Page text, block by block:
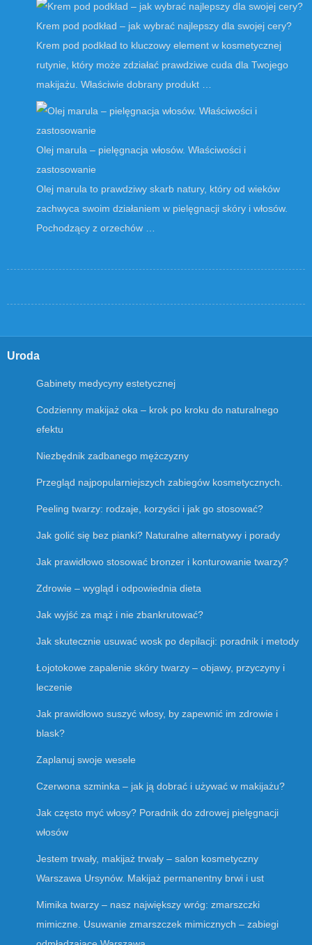
Krem pod podkład – jak wybrać najlepszy dla swojej cery?
Krem pod podkład to kluczowy element w kosmetycznej
rutynie, który może zdziałać prawdziwe cuda dla Twojego
makijażu. Właściwie dobrany produkt …
Olej marula – pielęgnacja włosów. Właściwości i
zastosowanie
Olej marula to prawdziwy skarb natury, który od wieków
zachwyca swoim działaniem w pielęgnacji skóry i włosów.
Pochodzący z orzechów …
Uroda
Gabinety medycyny estetycznej
Codzienny makijaż oka – krok po kroku do naturalnego
efektu
Niezbędnik zadbanego mężczyzny
Przegląd najpopularniejszych zabiegów kosmetycznych.
Peeling twarzy: rodzaje, korzyści i jak go stosować?
Jak golić się bez pianki? Naturalne alternatywy i porady
Jak prawidłowo stosować bronzer i konturowanie twarzy?
Zdrowie – wygląd i odpowiednia dieta
Jak wyjść za mąż i nie zbankrutować?
Jak skutecznie usuwać wosk po depilacji: poradnik i metody
Łojotokowe zapalenie skóry twarzy – objawy, przyczyny i
leczenie
Jak prawidłowo suszyć włosy, by zapewnić im zdrowie i
blask?
Zaplanuj swoje wesele
Czerwona szminka – jak ją dobrać i używać w makijażu?
Jak często myć włosy? Poradnik do zdrowej pielęgnacji
włosów
Jestem trwały, makijaż trwały – salon kosmetyczny
Warszawa Ursynów. Makijaż permanentny brwi i ust
Mimika twarzy – nasz największy wróg: zmarszczki
mimiczne. Usuwanie zmarszczek mimicznych – zabiegi